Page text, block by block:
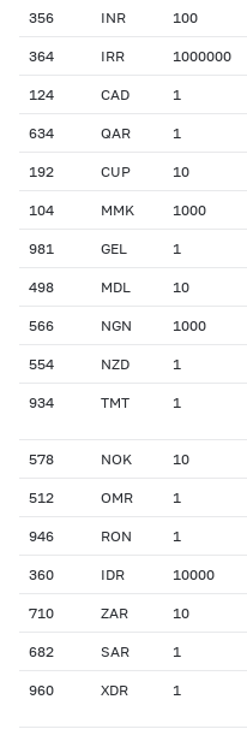
356 INR 100
364 IRR 1000000
124 CAD 1
634 QAR 1
192 CUP 10
104 MMK 1000
981 GEL 1
498 MDL 10
566 NGN 1000
554 NZD 1
934 TMT 1
578 NOK 10
512 OMR 1
946 RON 1
360 IDR 10000
710 ZAR 10
682 SAR 1
960 XDR 1